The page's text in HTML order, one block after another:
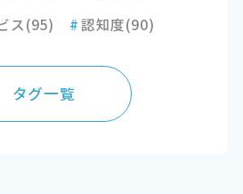
ス(95) #認知度(90)
タグ一覧